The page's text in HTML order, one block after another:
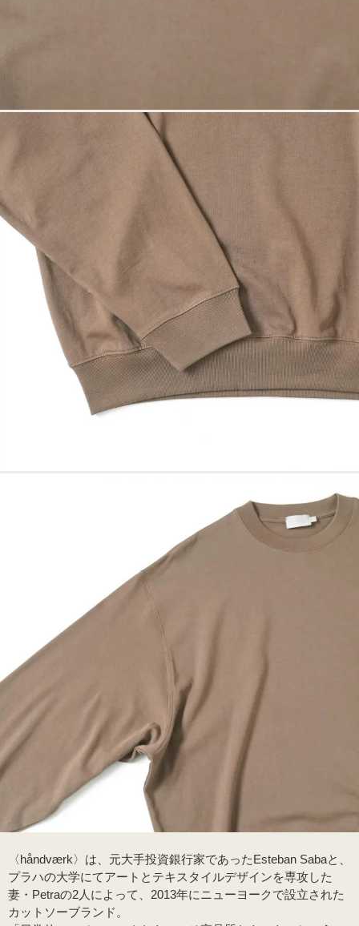
〈håndværk〉は、元大手投資銀行家であったEsteban Sabaと、
プラハの大学にてアートとテキスタイルデザインを専攻した
妻・Petraの2人によって、2013年にニューヨークで設立された
カットソーブランド。